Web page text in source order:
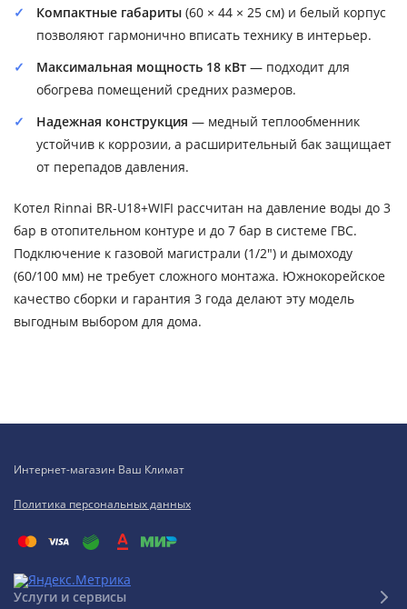
Компактные габариты (60 × 44 × 25 см) и белый корпус
позволяют гармонично вписать технику в интерьер.
Максимальная мощность 18 кВт — подходит для
обогрева помещений средних размеров.
Надежная конструкция — медный теплообменник
устойчив к коррозии, а расширительный бак защищает
от перепадов давления.
Котел Rinnai BR-U18+WIFI рассчитан на давление воды до 3
бар в отопительном контуре и до 7 бар в системе ГВС.
Подключение к газовой магистрали (1/2") и дымоходу
(60/100 мм) не требует сложного монтажа. Южнокорейское
качество сборки и гарантия 3 года делают эту модель
выгодным выбором для дома.
Интернет-магазин Ваш Климат
Политика персональных данных
Услуги и сервисы